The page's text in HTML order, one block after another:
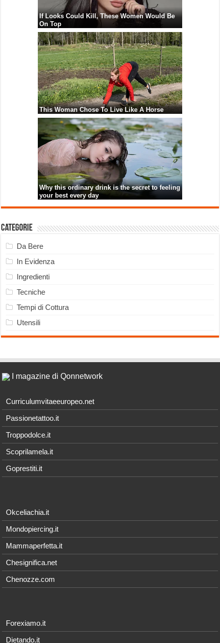
Categorie
Da Bere
In Evidenza
Ingredienti
Tecniche
Tempi di Cottura
Utensili
I magazine di Qonnetwork
Curriculumvitaeeuropeo.net
Passionetattoo.it
Troppodolce.it
Scoprilamela.it
Goprestiti.it
Okceliachia.it
Mondopiercing.it
Mammaperfetta.it
Chesignifica.net
Chenozze.com
Forexiamo.it
Dietando.it